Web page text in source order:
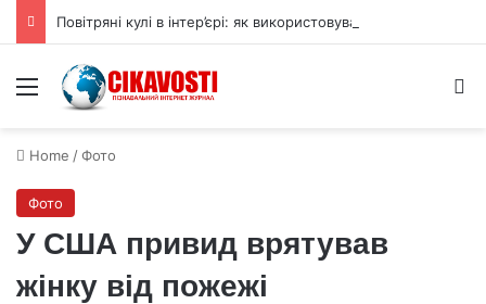
Menu
Home /Фото
Фото
У США привид врятував
жінку від пожежі